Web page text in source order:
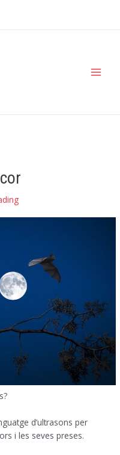
d’ultrasons per
i les seves preses.